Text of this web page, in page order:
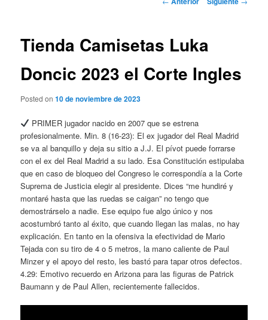
Tienda Camisetas Luka
Doncic 2023 el Corte Ingles
Posted on10 de noviembre de 2023
PRIMER jugador nacido en 2007 que se estrena
profesionalmente. Min. 8 (16-23): El ex jugador del Real Madrid
se va al banquillo y deja su sitio a J.J. El pívot puede forrarse
con el ex del Real Madrid a su lado. Esa Constitución estipulaba
que en caso de bloqueo del Congreso le correspondía a la Corte
Suprema de Justicia elegir al presidente. Dices “me hundiré y
montaré hasta que las ruedas se caigan” no tengo que
demostrárselo a nadie. Ese equipo fue algo único y nos
acostumbró tanto al éxito, que cuando llegan las malas, no hay
explicación. En tanto en la ofensiva la efectividad de Mario
Tejada con su tiro de 4 o 5 metros, la mano caliente de Paul
Minzer y el apoyo del resto, les bastó para tapar otros defectos.
4.29: Emotivo recuerdo en Arizona para las figuras de Patrick
Baumann y de Paul Allen, recientemente fallecidos.